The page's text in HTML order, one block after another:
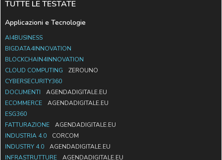
TUTTE LE TESTATE
Applicazioni e Tecnologie
AI4BUSINESS
BIGDATA4INNOVATION
BLOCKCHAIN4INNOVATION
CLOUD COMPUTING
ZEROUNO
CYBERSECURITY360
DOCUMENTI
AGENDADIGITALE.EU
ECOMMERCE
AGENDADIGITALE.EU
ESG360
FATTURAZIONE
AGENDADIGITALE.EU
INDUSTRIA 4.0
CORCOM
INDUSTRY 4.0
AGENDADIGITALE.EU
INFRASTRUTTURE
AGENDADIGITALE.EU